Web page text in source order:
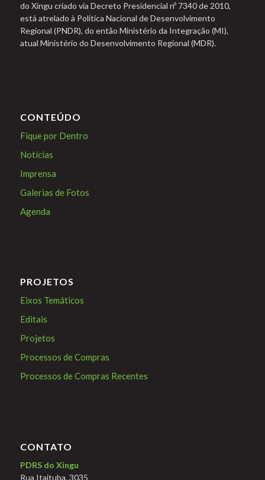
do Xingu criado via Decreto Presidencial nº 7340 de 2010,
está atrelado à Política Nacional de Desenvolvimento
Regional (PNDR), do então Ministério da Integração (MI),
atual Ministério do Desenvolvimento Regional (MDR).
CONTEÚDO
Fique por Dentro
Notícias
Imprensa
Galerias de Fotos
Agenda
PROJETOS
Eixos Temáticos
Editais
Projetos
Processos de Compras
Processos de Compras Recentes
CONTATO
PDRS do Xingu
Rua Itaituba, 3035